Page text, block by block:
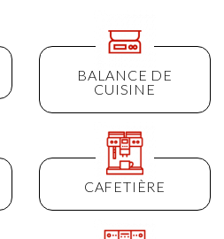
BALANCE DE
CUISINE
CAFETIÈRE